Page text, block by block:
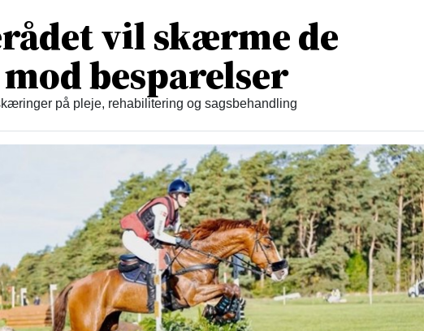
vil skærme de
besparelser
på pleje, rehabilitering og sagsbehandling